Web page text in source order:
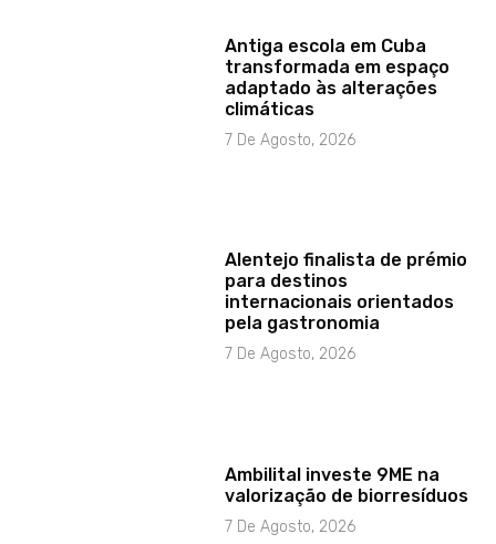
Antiga escola em Cuba
transformada em espaço
adaptado às alterações
climáticas
7 De Agosto, 2026
Alentejo finalista de prémio
para destinos
internacionais orientados
pela gastronomia
7 De Agosto, 2026
Ambilital investe 9ME na
valorização de biorresíduos
7 De Agosto, 2026